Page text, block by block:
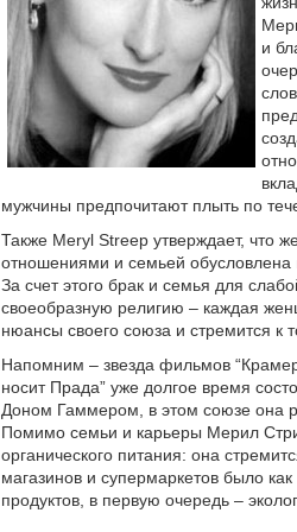
и
мужчины предпочитают плыть по
Также Meryl Streep утверждает, что
отношениями и семьей обусловлена
За счет этого брак и семья для
своеобразную религию – каждая
нюансы своего союза и стремится к
Напомним – звезда фильмов
носит Прада” уже долгое время
Доном Гаммером, в этом союзе она
Помимо семьи и карьеры Мерил
органического питания: она
магазинов и супермаркетов было
продуктов, в первую очередь –